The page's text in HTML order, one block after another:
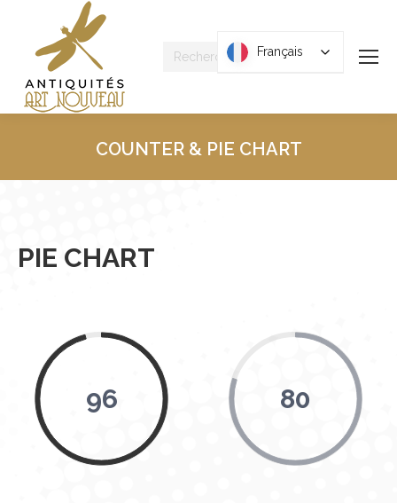
Recherche
COUNTER & PIE CHART
PIE CHART
96 80
Français
Français